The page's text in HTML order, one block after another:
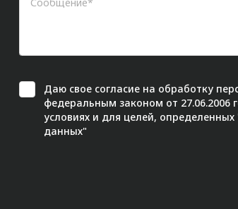
Даю свое согласие на обработку
федеральным законом от
условиях и для целей, определенных
данных"